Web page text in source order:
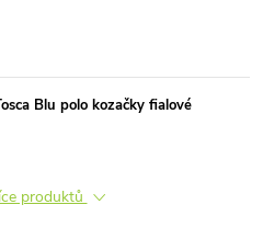
Blu polo kozačky fialové
produktů